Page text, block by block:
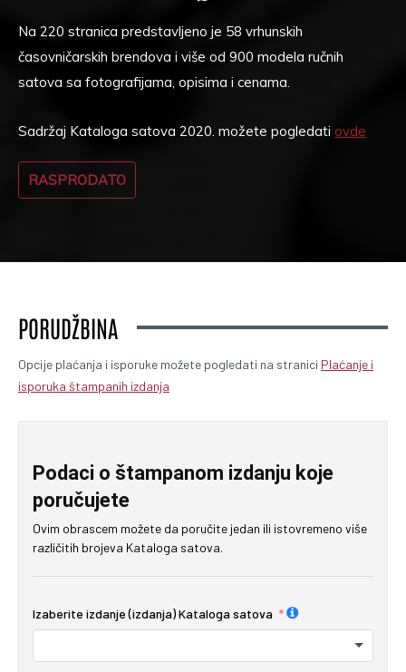
Na 220 stranica predstavljeno je 58 vrhunskih
časovničarskih brendova i više od 900 modela ručnih
satova sa fotografijama, opisima i cenama.
Sadržaj Kataloga satova 2020. možete pogledati ovde
RASPRODATO
PORUDŽBINA
Opcije plaćanja i isporuke možete pogledati na stranici Plaćanje i
isporuka štampanih izdanja
Podaci o štampanom izdanju koje
poručujete
Ovim obrascem možete da poručite jedan ili istovremeno više
različitih brojeva Kataloga satova.
Izaberite izdanje (izdanja) Kataloga satova